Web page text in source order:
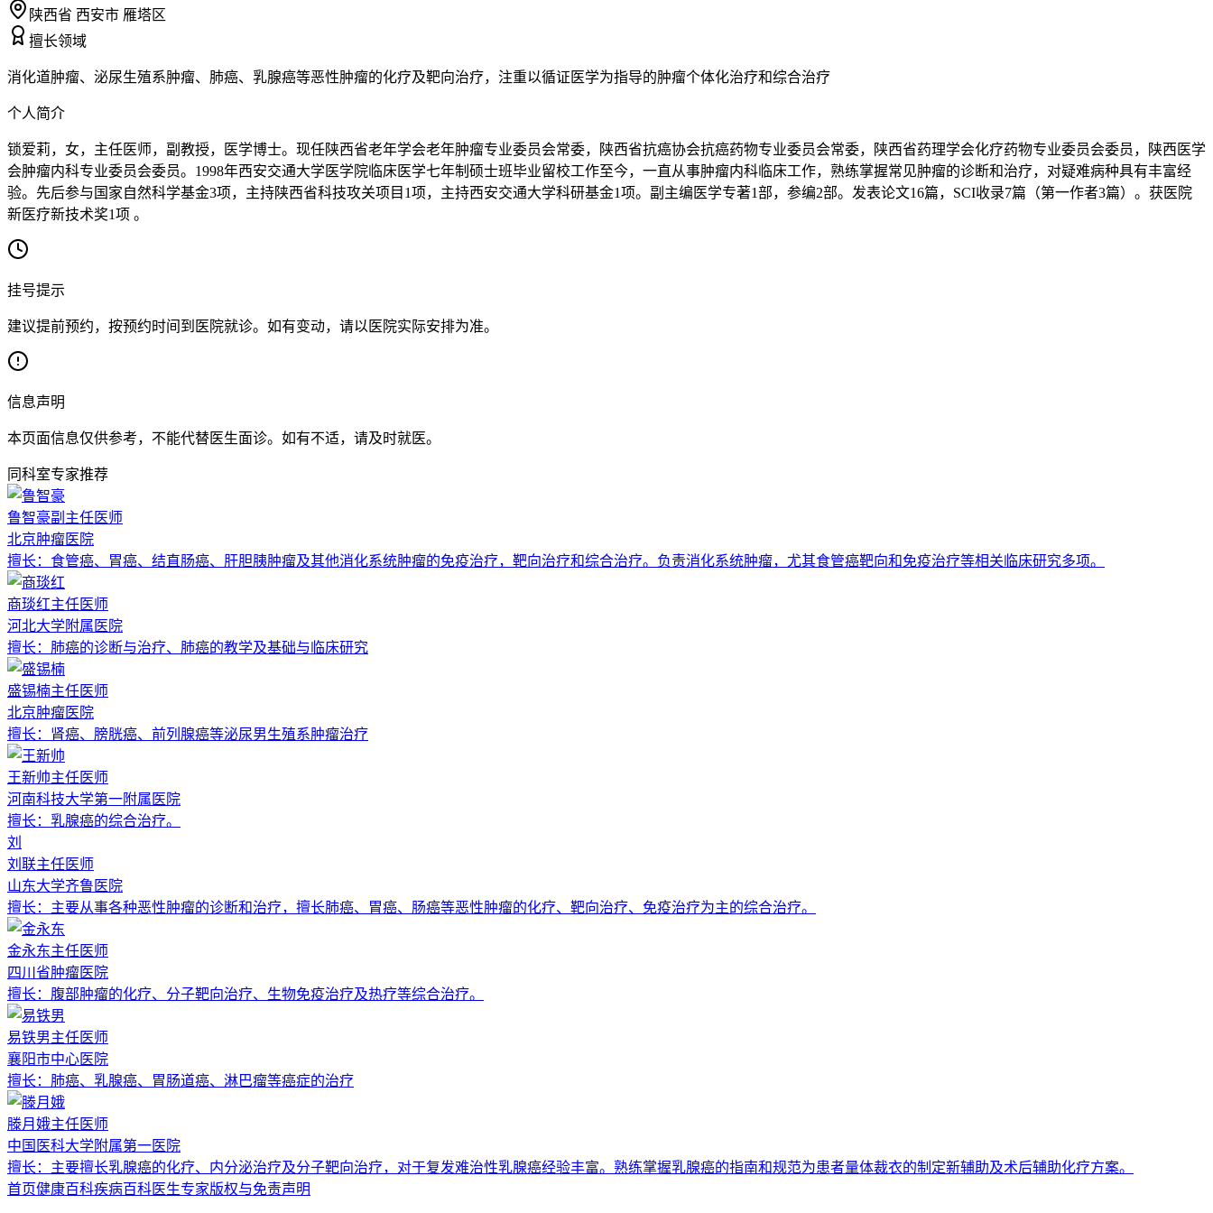
陕西省 西安市 雁塔区
擅长领域
消化道肿瘤、泌尿生殖系肿瘤、肺癌、乳腺癌等恶性肿瘤的化疗及靶向治疗，注重以循证医学为指导的肿瘤个体化治疗和综合治疗
个人简介
锁爱莉，女，主任医师，副教授，医学博士。现任陕西省老年学会老年肿瘤专业委员会常委，陕西省抗癌协会抗癌药物专业委员会常委，陕西省药理学会化疗药物专业委员会委员，陕西医学
会肿瘤内科专业委员会委员。1998年西安交通大学医学院临床医学七年制硕士班毕业留校工作至今，一直从事肿瘤内科临床工作，熟练掌握常见肿瘤的诊断和治疗，对疑难病种具有丰富经
验。先后参与国家自然科学基金3项，主持陕西省科技攻关项目1项，主持西安交通大学科研基金1项。副主编医学专著1部，参编2部。发表论文16篇，SCI收录7篇（第一作者3篇）。获医院
新医疗新技术奖1项 。
挂号提示
建议提前预约，按预约时间到医院就诊。如有变动，请以医院实际安排为准。
信息声明
本页面信息仅供参考，不能代替医生面诊。如有不适，请及时就医。
同科室专家推荐
鲁智豪副主任医师
北京肿瘤医院
擅长： 食管癌、胃癌、结直肠癌、肝胆胰肿瘤及其他消化系统肿瘤的免疫治疗，靶向治疗和综合治疗。负责消化系统肿瘤，尤其食管癌靶向和免疫治疗等相关临床研究多项。
商琰红主任医师
河北大学附属医院
擅长： 肺癌的诊断与治疗、肺癌的教学及基础与临床研究
盛锡楠主任医师
北京肿瘤医院
擅长： 肾癌、膀胱癌、前列腺癌等泌尿男生殖系肿瘤治疗
王新帅主任医师
河南科技大学第一附属医院
擅长： 乳腺癌的综合治疗。
刘
刘联主任医师
山东大学齐鲁医院
擅长： 主要从事各种恶性肿瘤的诊断和治疗，擅长肺癌、胃癌、肠癌等恶性肿瘤的化疗、靶向治疗、免疫治疗为主的综合治疗。
金永东主任医师
四川省肿瘤医院
擅长： 腹部肿瘤的化疗、分子靶向治疗、生物免疫治疗及热疗等综合治疗。
易铁男主任医师
襄阳市中心医院
擅长： 肺癌、乳腺癌、胃肠道癌、淋巴瘤等癌症的治疗
滕月娥主任医师
中国医科大学附属第一医院
擅长： 主要擅长乳腺癌的化疗、内分泌治疗及分子靶向治疗，对于复发难治性乳腺癌经验丰富。熟练掌握乳腺癌的指南和规范为患者量体裁衣的制定新辅助及术后辅助化疗方案。
首页健康百科疾病百科医生专家版权与免责声明